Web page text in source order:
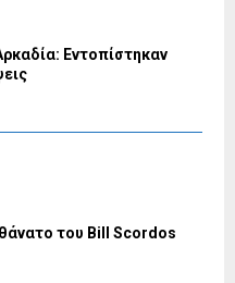
Εντοπίστηκαν
του Bill Scordos